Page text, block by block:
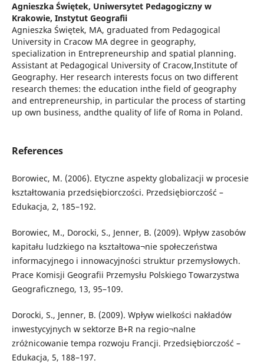
Agnieszka Świętek, Uniwersytet Pedagogiczny w
Krakowie, Instytut Geografii
Agnieszka Świętek, MA, graduated from Pedagogical
University in Cracow MA degree in geography,
specialization in Entrepreneurship and spatial planning.
Assistant at Pedagogical University of Cracow,Institute of
Geography. Her research interests focus on two different
research themes: the education inthe field of geography
and entrepreneurship, in particular the process of starting
up own business, andthe quality of life of Roma in Poland.
References
Borowiec, M. (2006). Etyczne aspekty globalizacji w procesie
kształtowania przedsiębiorczości. Przedsiębiorczość –
Edukacja, 2, 185–192.
Borowiec, M., Dorocki, S., Jenner, B. (2009). Wpływ zasobów
kapitału ludzkiego na kształtowa¬nie społeczeństwa
informacyjnego i innowacyjności struktur przemysłowych.
Prace Komisji Geografii Przemysłu Polskiego Towarzystwa
Geograficznego, 13, 95–109.
Dorocki, S., Jenner, B. (2009). Wpływ wielkości nakładów
inwestycyjnych w sektorze B+R na regio¬nalne
zróżnicowanie tempa rozwoju Francji. Przedsiębiorczość –
Edukacja, 5, 188–197.